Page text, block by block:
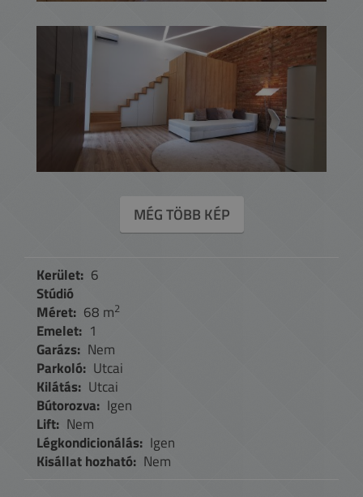
MÉG TÖBB KÉP
Kerület: 6
Stúdió
Méret: 68 m2
Emelet: 1
Garázs: Nem
Parkoló: Utcai
Kilátás: Utcai
Bútorozva: Igen
Lift: Nem
Légkondicionálás: Igen
Kisállat hozható: Nem